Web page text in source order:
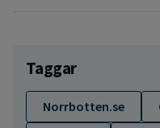
Taggar
Norrbotten.se